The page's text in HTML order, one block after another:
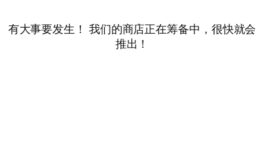
有大事要发生！ 我们的商店正在筹备中，很快就会
推出！